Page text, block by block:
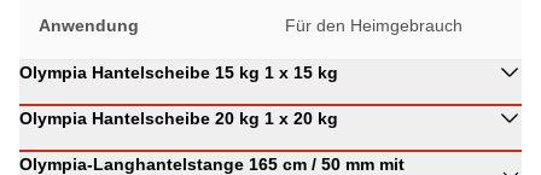
Anwendung Für den Heimgebrauch
Olympia Hantelscheibe 15 kg 1 x 15 kg
Olympia Hantelscheibe 20 kg 1 x 20 kg
Olympia-Langhantelstange 165 cm / 50 mm mit